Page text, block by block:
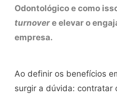
Odontológico e como
turnovere elevar o
empresa.
Ao definir os benefícios
surgir a dúvida: contratar